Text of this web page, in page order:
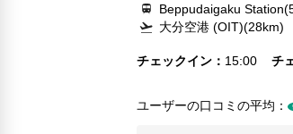
Beppudaigaku
大分空港 (OIT)(28km)
チェックイン 15:00 チ
ユーザーの口コミの平均：